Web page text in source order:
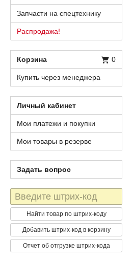
Запчасти на спецтехнику
Распродажа!
Корзина 0
Купить через менеджера
Личный кабинет
Мои платежи и покупки
Мои товары в резерве
Задать вопрос
Штрих-
код
Найти товар по штрих-коду
Добавить штрих-код в корзину
Отчет об отгрузке штрих-кода